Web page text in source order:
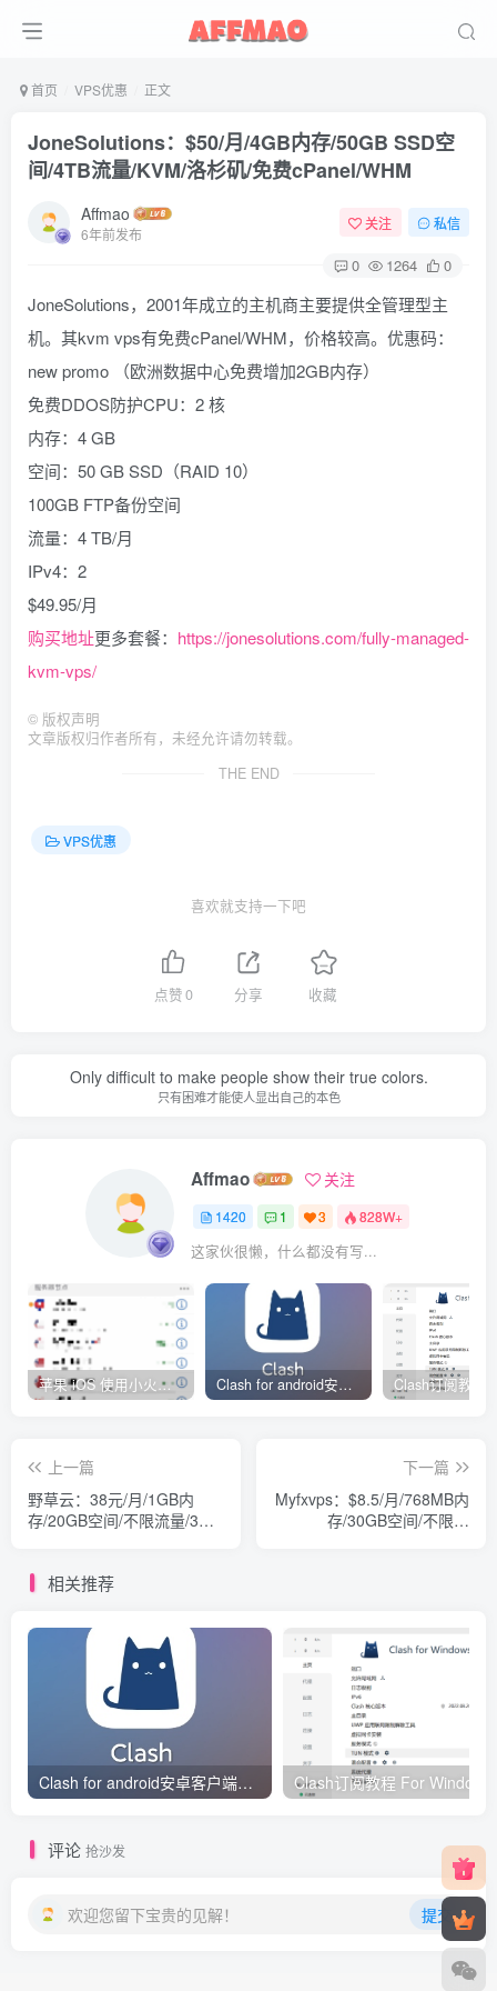
首页 VPS优惠 正文
JoneSolutions：$50/月/4GB内存/50GB SSD空
间/4TB流量/KVM/洛杉矶/免费cPanel/WHM
Affmao
6年前发布
关注 私信
0 1264 0
JoneSolutions，2001年成立的主机商主要提供全管理型主
机。其kvm vps有免费cPanel/WHM，价格较高。优惠码：
new promo （欧洲数据中心免费增加2GB内存）
免费DDOS防护CPU：2 核
内存：4 GB
空间：50 GB SSD（RAID 10）
100GB FTP备份空间
流量：4 TB/月
IPv4：2
$49.95/月
购买地址更多套餐： https://jonesolutions.com/fully-managed-
kvm-vps/
© 版权声明
文章版权归作者所有，未经允许请勿转载。
THE END
VPS优惠
喜欢就支持一下吧
点赞0 分享 收藏
Only difficult to make people show their true colors.
只有困难才能使人显出自己的本色
Affmao 关注
1420 1 3 828W+
这家伙很懒，什么都没有写...
苹果 iOS 使用小火箭(shadowrocket)新手教程 Clash for android安卓客户端保姆级新手使用教程
上一篇
野草云：38元/月/1GB内
存/20GB空间/不限流量/3
下一篇
Myfxvps：$8.5/月/768MB内
存/30GB空间/不限流
相关推荐
Clash for android安卓客户端保姆级新手使用教程
评论 抢沙发
欢迎您留下宝贵的见解！ 提交